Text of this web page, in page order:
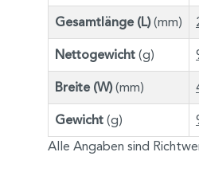
Gesamtlänge (L)(mm)
Nettogewicht (g)
Breite (W)(mm)
Gewicht (g)
Alle Angaben sind